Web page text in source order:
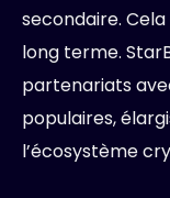
secondaire.
long terme.
partenariats
populaires,
l’écosystème